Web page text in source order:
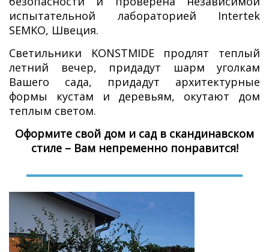
испытательной лабораторией Intertek
SEMKO, Швеция.
Светильники KONSTMIDE продлят теплый
летний вечер, придадут шарм уголкам
Вашего сада, придадут архитектурные
формы кустам и деревьям, окутают дом
теплым светом.
Оформите свой дом и сад в скандинавском
стиле – Вам непременно понравится!